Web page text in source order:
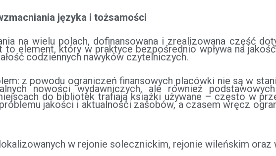
języka i tożsamości
na wielu polach, dofinansowana i zrealizowana część
element, który w praktyce bezpośrednio wpływa na
codziennych nawyków czytelniczych.
z powodu ograniczeń finansowych placówki nie są w
nowości wydawniczych, ale również
do bibliotek trafiają książki używane – często w
jakości i aktualności zasobów, a czasem wręcz
w rejonie solecznickim, rejonie wileńskim oraz